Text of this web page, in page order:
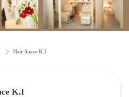
Hair Space K.I
K.I